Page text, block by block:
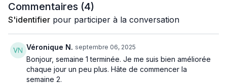
Le titre de cette semaine illustre parfaitement l’esprit du
Qigong : il ne s’agit pas de forcer ni de précipiter, mais de
laisser émerger un rythme juste et équilibré, à l’écoute de
son propre corps.
Ce rythme devient le fil conducteur de la pratique, une
cadence intérieure où chaque mouvement trouve sa place,
sans effort ni tension.
Commentaires (4)
S'identifier pour participer à la conversation
Véronique N. septembre 06, 2025
Bonjour, semaine 1 terminée. Je me suis bien améliorée
chaque jour un peu plus. Hâte de commencer la
semaine 2.